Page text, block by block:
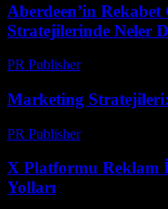
Aberdeen’in
Stratejilerinde Neler
PR Publisher-
Marketing Stratejileri:
PR Publisher-
X Platformu Reklam
Yolları